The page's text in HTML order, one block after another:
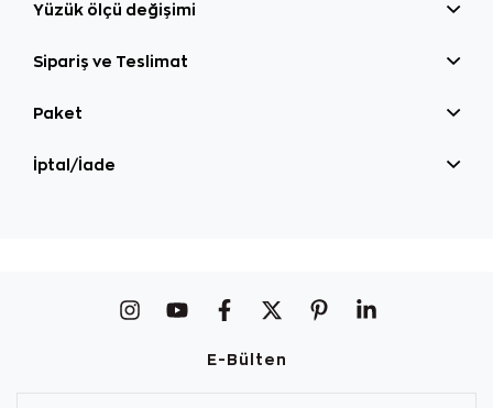
Yüzük ölçü değişimi
Sipariş ve Teslimat
Paket
İptal/İade
E-Bülten